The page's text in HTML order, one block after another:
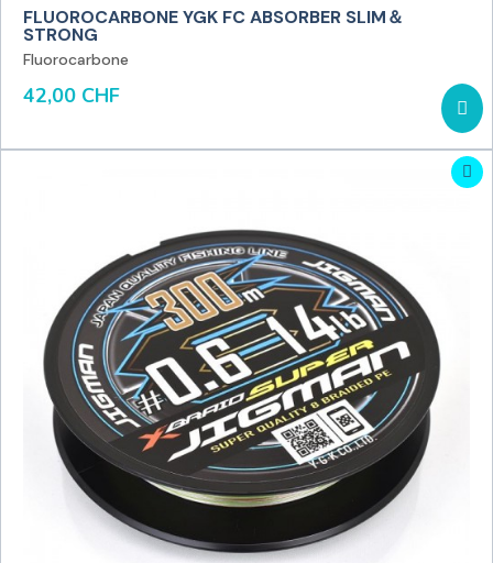
FLUOROCARBONE YGK FC ABSORBER SLIM＆
STRONG
Fluorocarbone
42,00 CHF